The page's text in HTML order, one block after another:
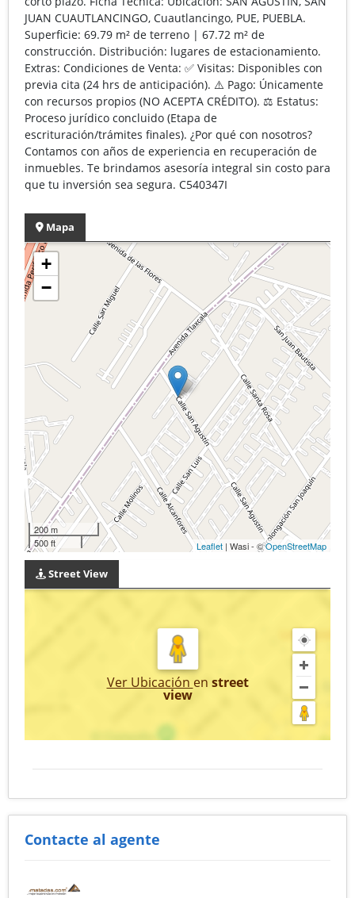
JUAN CUAUTLANCINGO, Cuautlancingo, PUE, PUEBLA.
Superficie: 69.79 m² de terreno | 67.72 m² de
construcción. Distribución: lugares de estacionamiento.
Extras: Condiciones de Venta: ✅ Visitas: Disponibles con
previa cita (24 hrs de anticipación). ⚠️ Pago: Únicamente
con recursos propios (NO ACEPTA CRÉDITO). ⚖️ Estatus:
Proceso jurídico concluido (Etapa de
escrituración/trámites finales). ¿Por qué con nosotros?
Contamos con años de experiencia en recuperación de
inmuebles. Te brindamos asesoría integral sin costo para
que tu inversión sea segura. C540347I
Mapa
+
−
200 m
500 ft
Leaflet | Wasi - ©OpenStreetMap
Street View
Ver Ubicación en street
view
Contacte al agente